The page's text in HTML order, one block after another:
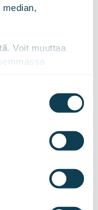
. Voit muuttaa
vastaava
tiimien ja
intohimonsa
Hän on